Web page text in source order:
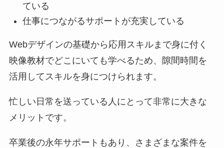
ている
仕事につながるサポートが充実している
Webデザインの基礎から応用スキルまで身に付く
映像教材でどこにいても学べるため、隙間時間を
活用してスキルを身につけられます。
忙しい日常を送っている人にとって非常に大きな
メリットです。
卒業後の永年サポートもあり、さまざまな案件を